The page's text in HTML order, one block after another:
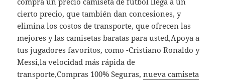
cierto precio, que también dan concesiones, y
elimina los costos de transporte, que ofrecen las
mejores y las camisetas baratas para usted,Apoya a
tus jugadores favoritos, como -Cristiano Ronaldo y
Messi,la velocidad más rápida de
transporte,Compras 100% Seguras,nueva camiseta